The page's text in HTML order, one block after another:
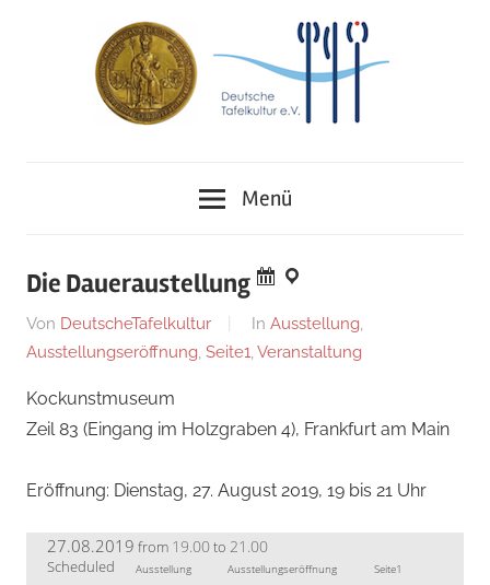
Tafelkultur
e.V.
Tafelkultur
Menü
Die Daueraustellung
Am
15.
2019
Von DeutscheTafelkultur In Ausstellung,
Ausstellungseröffnung, Seite1, Veranstaltung
Kockunstmuseum
Zeil 83 (Eingang im Holzgraben 4), Frankfurt am Main
Eröffnung: Dienstag, 27. August 2019, 19 bis 21 Uhr
27.08.2019 from 19.00to 21.00
Scheduled Ausstellung Ausstellungseröffnung
Seite1